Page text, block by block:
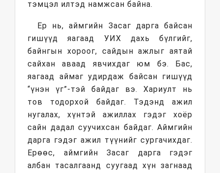
тэмцэл илтэд намжсан байна.
Ер нь, аймгийн Засаг дарга байсан
гишүүд яагаад УИХ дахь бүлгийг,
байнгын хороог, сайдын ажлыг аятай
сайхан аваад явчихдаг юм бэ. Бас,
яагаад аймаг удирдаж байсан гишүүд
“үнэн үг”-тэй байдаг вэ. Хариулт нь
тов тодорхой байдаг. Тэдэнд ажил
нугалах, хүнтэй ажиллах гэдэг хоёр
сайн дадал суучихсан байдаг. Аймгийн
дарга гэдэг ажил түүнийг сургачихдаг.
Ерөөс, аймгийн Засаг дарга гэдэг
албан тасалгаанд суугаад хүн загнаад